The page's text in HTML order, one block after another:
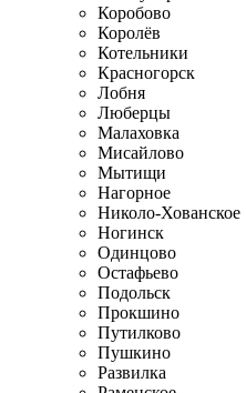
Коробово
Королёв
Котельники
Красногорск
Лобня
Люберцы
Малаховка
Мисайлово
Мытищи
Нагорное
Николо-Хованское
Ногинск
Одинцово
Остафьево
Подольск
Прокшино
Путилково
Пушкино
Развилка